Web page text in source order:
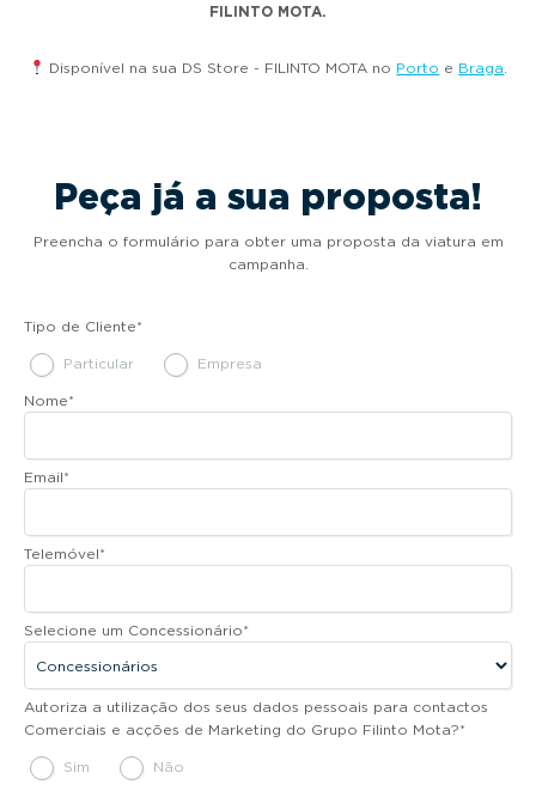
FILINTO MOTA.
Disponível na sua DS Store - FILINTO MOTA no Porto e Braga.
Peça já a sua proposta!
Preencha o formulário para obter uma proposta da viatura em
campanha.
Tipo de Cliente*
Particular Empresa
Nome*
Email*
Telemóvel*
Selecione um Concessionário*
Autoriza a utilização dos seus dados pessoais para contactos
Comerciais e acções de Marketing do Grupo Filinto Mota?*
Sim Não